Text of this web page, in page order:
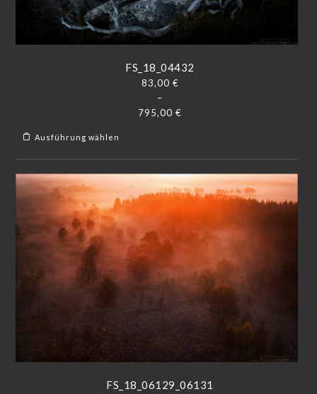
FS_18_04432
83,00 €
–
795,00 €
Ausführung wählen
FS_18_06129_06131